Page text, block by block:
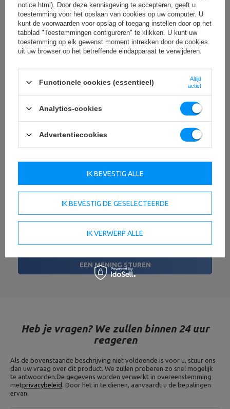
Schrijf uw mening
Uw beoordeling:
5/5
Inhoud van uw mening
EEN MENING STUREN
Heb je vragen? We zullen binnen 24 uur
reageren
Als de bovenstaande beschrijving niet voldoende is voor u, stuur ons
dan uw vraag over dit product. We zullen proberen zo snel mogelijk
te antwoorden.De gegevens worden verwerkt in overeenstemming
metprivacybeleid . Door het in te dienen, aanvaardt u de bepalingen
ervan.
notice.html). Door deze kennisgeving te accepteren, geeft u
toestemming voor het opslaan van cookies op uw computer. U
kunt de voorwaarden voor opslag of toegang instellen door op het
tabblad "Toestemmingen configureren" te klikken. U kunt uw
toestemming op elk gewenst moment intrekken door de cookies
uit uw browser op het betreffende eindapparaat te verwijderen.
Functionele cookies (essentieel)
Altijd
actief
Analytics-cookies
Advertentiecookies
IK BEVESTIG DE GESELECTEERDE
IK VERWERP ALLE
IK BEVESTIG ALLE